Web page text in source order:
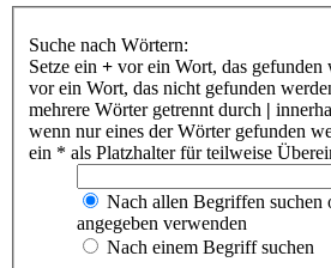
Suche nach Wörtern:
Setze ein + vor ein Wort, das gefunden
vor ein Wort, das nicht gefunden
mehrere Wörter getrennt durch |
wenn nur eines der Wörter gefunden
ein * als Platzhalter für teilweise
Nach allen Begriffen suchen
angegeben verwenden
Nach einem Begriff suchen